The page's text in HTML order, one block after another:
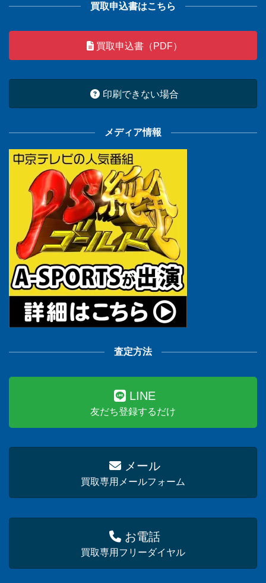
買取申込書はこちら
買取申込書（PDF）
印刷できない場合
メディア情報
査定方法
LINE
友だち登録するだけ
メール
買取専用メールフォーム
お電話
買取専用フリーダイヤル